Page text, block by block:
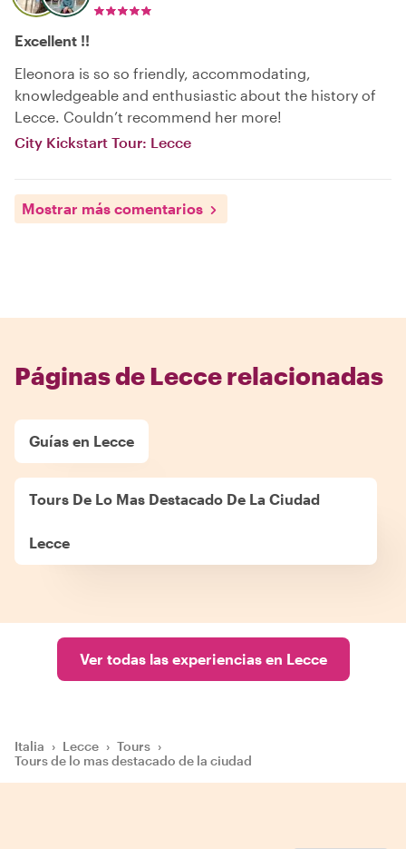
Excellent !!
Eleonora is so so friendly, accommodating,
knowledgeable and enthusiastic about the history of
Lecce. Couldn’t recommend her more!
City Kickstart Tour: Lecce
Mostrar más comentarios
Páginas de Lecce relacionadas
Guías en Lecce
Tours De Lo Mas Destacado De La Ciudad
Lecce
Ver todas las experiencias en Lecce
Italia › Lecce › Tours ›
Tours de lo mas destacado de la ciudad